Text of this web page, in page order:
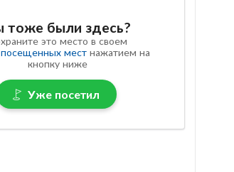
тоже были здесь?
это место в своем
посещенных местнажатием на
кнопку ниже
Уже посетил